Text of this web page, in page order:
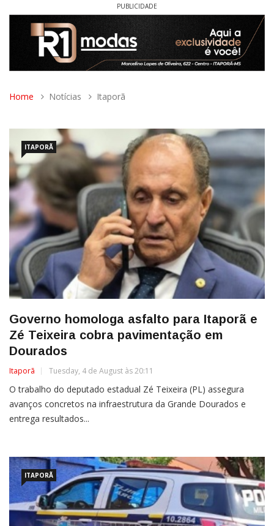
PUBLICIDADE
Home Notícias Itaporã
ITAPORÃ
Governo homologa asfalto para Itaporã e
Zé Teixeira cobra pavimentação em
Dourados
Itaporã Tuesday, 4 de August às 20:11
O trabalho do deputado estadual Zé Teixeira (PL) assegura
avanços concretos na infraestrutura da Grande Dourados e
entrega resultados...
ITAPORÃ